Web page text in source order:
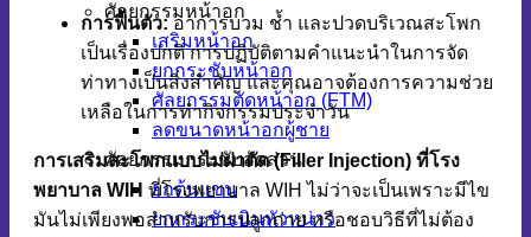
ศัลยกรรมหน้าอก
เสริมหน้าอก
ยกกระชับหน้าอก
ศัลยกรรมตัดหน้าอก (FTM)
ลดขนาดหน้าอกผู้ชาย
ศัลยกรรมกระชับสัดส่วน
ยกต้นแขน
ยกกระชับเนินหัวหน่าว
การฟื้นตัว:อาการบวม ช้ำ และปวดบริเวณสะโพก
เป็นเรื่องปกติ การปฏิบัติตามคำแนะนำในการจัด
ท่าทางเป็นสิ่งสำคัญ และคุณอาจต้องการความช่วย
เหลือในการทำกิจกรรมประจำวัน
การเสริมสะโพกแบบไม่ผ่าตัด (Filler Injection) ที่โรง
พยาบาล WIH ที่โรงพยาบาล WIH ไม่ว่าจะเป็นเพราะมีไข
มันไม่เพียงพอสำหรับการปลูกถ่าย หรือชอบวิธีที่ไม่ต้อง